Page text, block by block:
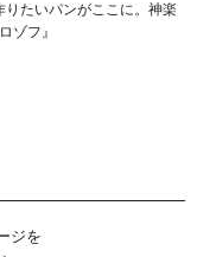
りたいパンがここに。神楽
ゾフ』
ジを